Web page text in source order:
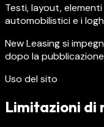
Testi, layout,
automobilistici e i
New Leasing si
dopo la
Uso del sito
Limitazioni di